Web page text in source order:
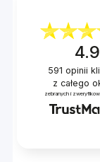
4.9
591 opinii
z całego
zebranych i